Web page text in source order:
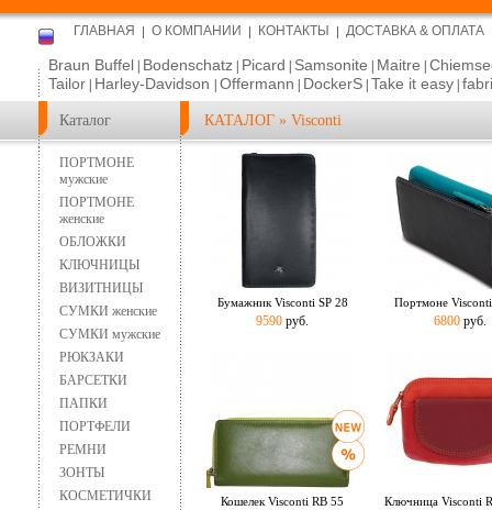
Каталог КАТАЛОГ » Visconti
ГЛАВНАЯ О КОМПАНИИ КОНТАКТЫ ДОСТАВКА & ОПЛАТА
Braun Buffel Bodenschatz Picard Samsonite Maitre
Tailor Harley-Davidson Offermann DockerS Take it easy
ПОРТМОНЕ
мужские
ПОРТМОНЕ
женские
ОБЛОЖКИ
КЛЮЧНИЦЫ
ВИЗИТНИЦЫ
СУМКИ женские
СУМКИ мужские
РЮКЗАКИ
БАРСЕТКИ
ПАПКИ
ПОРТФЕЛИ
РЕМНИ
ЗОНТЫ
КОСМЕТИЧКИ
Бумажник Visconti SP 28
9590 руб.
Портмоне
6800 руб.
Кошелек Visconti RB 55 Ключница Visconti